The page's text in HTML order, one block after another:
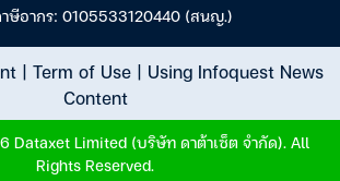
ษีอากร: 0105533120440 (สนญ.)
| Term of Use| Using Infoquest News
Content
Dataxet Limited (บริษัท ดาต้าเซ็ต จำกัด). All
Rights Reserved.